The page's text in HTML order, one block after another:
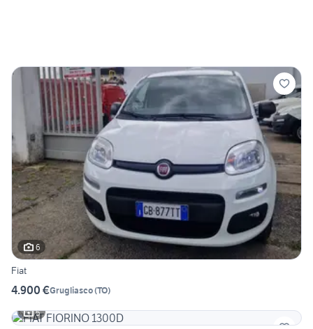
6
Fiat
4.900 €Grugliasco(TO)
5